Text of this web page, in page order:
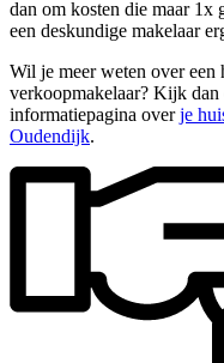
dan om kosten die maar 1x
een deskundige makelaar
Wil je meer weten over een
verkoopmakelaar? Kijk dan
informatiepagina overje
Oudendijk.